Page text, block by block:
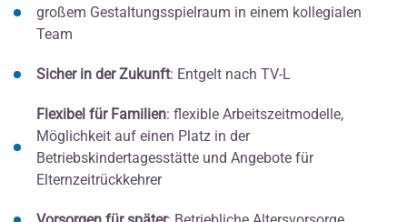
großem Gestaltungsspielraum in einem kollegialen
Team
Sicher in der Zukunft: Entgelt nach TV-L
Flexibel für Familien: flexible Arbeitszeitmodelle,
Möglichkeit auf einen Platz in der
Betriebskindertagesstätte und Angebote für
Elternzeitrückkehrer